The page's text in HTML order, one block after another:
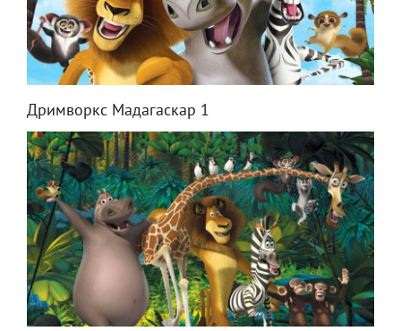
Дримворкс Мадагаскар 1